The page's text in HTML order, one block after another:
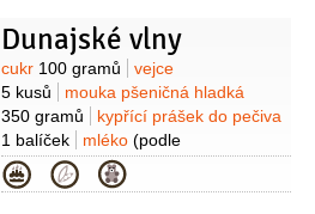
1 decilitr (nebo voda)
1/2balíčku Na krém: máslo
250 gramů
pudinkový prášek
vanilkový
1 balení káva 2 lžičky
(instantní)
mléko 1/2 litru
cukr
moučkový
100 gramů
Dunajské vlny
Suroviny
cukr 100 gramů
vejce
5 kusů
mouka pšeničná hladká
350 gramů
kypřící prášek do pečiva
1 balíček
mléko (podle
potřeby)
kakao
broskvový1 sklenice (nebo
Kategorie